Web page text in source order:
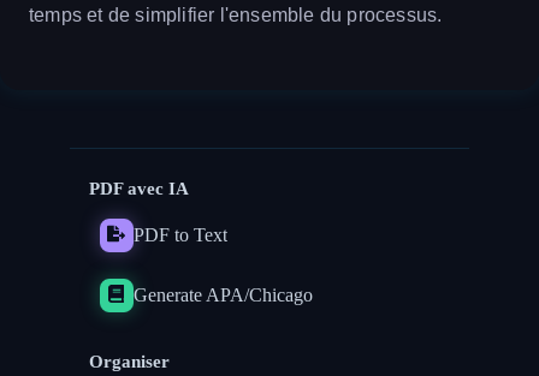
temps et de simplifier l'ensemble du processus.
PDF avec IA
PDF to Text
Generate APA/Chicago
Organiser